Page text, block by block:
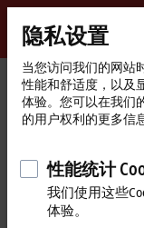
Beckhoff
-
自
动
化
技
术
Start
page
公司简介 最
2026年6月23日
全新经济型
Automate 2026 现
隐私设置
当您访问我们的网站
性能和舒适度，以及
体验。您可以在我们
的用户权利的更多信息
性能统计
我们使用这些
体验。